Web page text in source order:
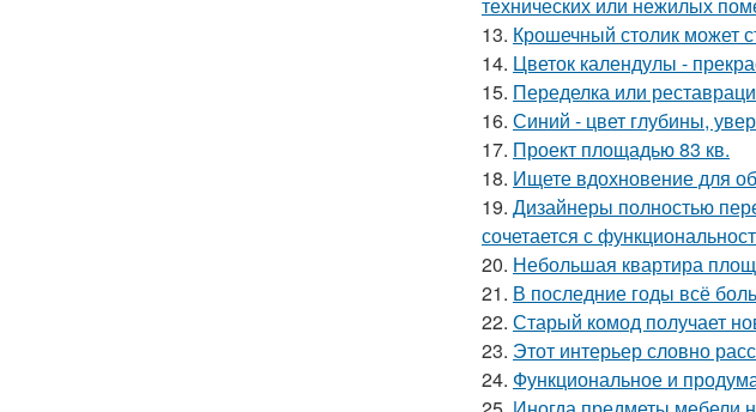
13. Крошечный столик может
14. Цветок календулы -
15. Переделка или
16. Синий - цвет глубины,
17. Проект площадью 83 кв.
18. Ищете вдохновение для
19. Дизайнеры полностью
сочетается с
20. Небольшая квартира
21. В последние годы всё
22. Старый комод получает
23. Этот интерьер словно
24. Функциональное и